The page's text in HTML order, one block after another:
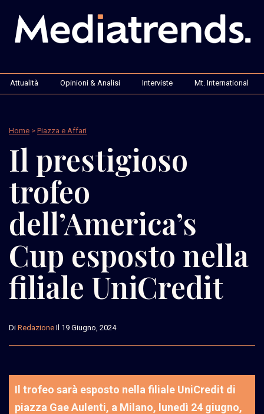
Attualità Opinioni & Analisi Interviste Mt. International
Home > Piazza e Affari
Il prestigioso
trofeo
dell’America’s
Cup esposto nella
filiale UniCredit
Di Redazione Il 19 Giugno, 2024
Il trofeo sarà esposto nella filiale UniCredit di
piazza Gae Aulenti, a Milano, lunedì 24 giugno,